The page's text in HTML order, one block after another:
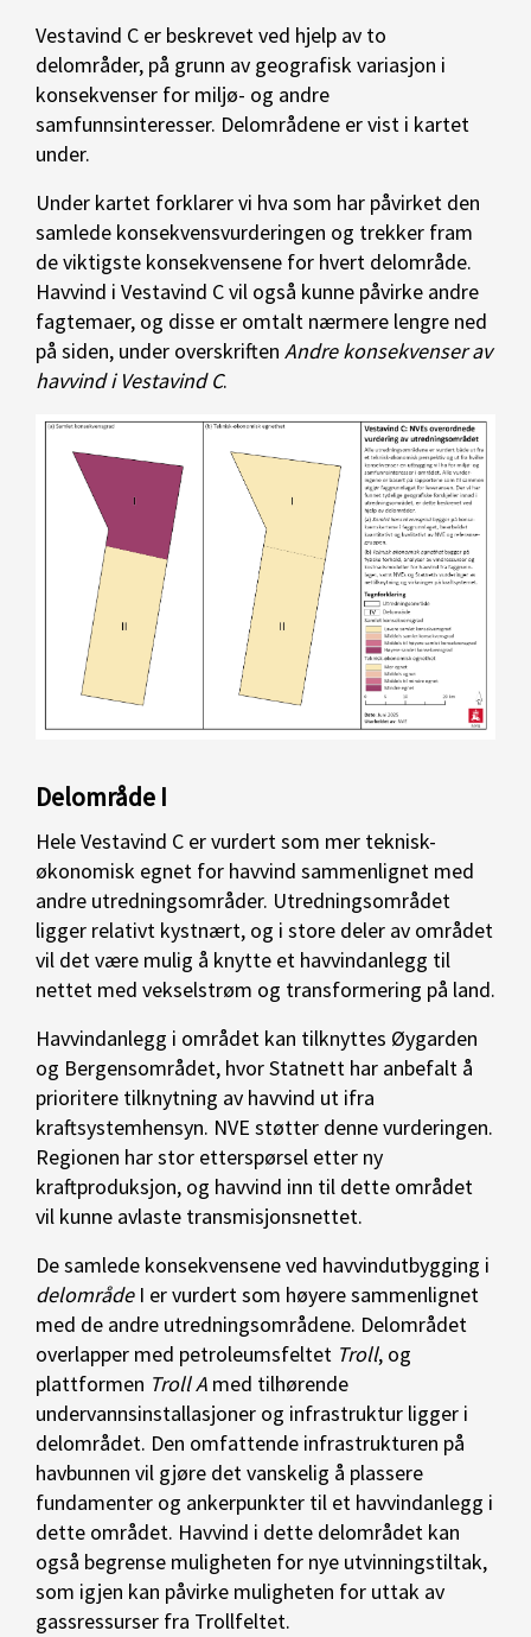
Vestavind C er beskrevet ved hjelp av to
delområder, på grunn av geografisk variasjon i
konsekvenser for miljø- og andre
samfunnsinteresser. Delområdene er vist i kartet
under.
Under kartet forklarer vi hva som har påvirket den
samlede konsekvensvurderingen og trekker fram
de viktigste konsekvensene for hvert delområde.
Havvind i Vestavind C vil også kunne påvirke andre
fagtemaer, og disse er omtalt nærmere lengre ned
på siden, under overskriften Andre konsekvenser av
havvind i Vestavind C.
Delområde I
Hele Vestavind C er vurdert som mer teknisk-
økonomisk egnet for havvind sammenlignet med
andre utredningsområder. Utredningsområdet
ligger relativt kystnært, og i store deler av området
vil det være mulig å knytte et havvindanlegg til
nettet med vekselstrøm og transformering på land.
Havvindanlegg i området kan tilknyttes Øygarden
og Bergensområdet, hvor Statnett har anbefalt å
prioritere tilknytning av havvind ut ifra
kraftsystemhensyn. NVE støtter denne vurderingen.
Regionen har stor etterspørsel etter ny
kraftproduksjon, og havvind inn til dette området
vil kunne avlaste transmisjonsnettet.
De samlede konsekvensene ved havvindutbygging i
delområdeI er vurdert som høyere sammenlignet
med de andre utredningsområdene. Delområdet
overlapper med petroleumsfeltet Troll, og
plattformen Troll A med tilhørende
undervannsinstallasjoner og infrastruktur ligger i
delområdet. Den omfattende infrastrukturen på
havbunnen vil gjøre det vanskelig å plassere
fundamenter og ankerpunkter til et havvindanlegg i
dette området. Havvind i dette delområdet kan
også begrense muligheten for nye utvinningstiltak,
som igjen kan påvirke muligheten for uttak av
gassressurser fra Trollfeltet.